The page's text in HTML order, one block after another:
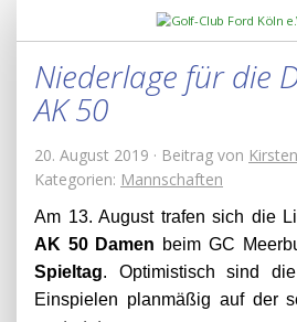
Niederlage für die
AK 50
20. August 2019 · Beitrag von
Kategorien: Mannschaften
Am 13. August trafen sich die
AK 50 Damen beim GC
Spieltag. Optimistisch sind
Einspielen planmäßig auf der